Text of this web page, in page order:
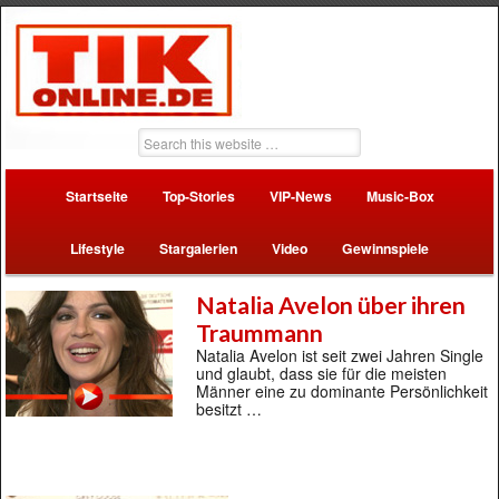
Startseite Top-Stories VIP-News Music-Box
Lifestyle Stargalerien Video Gewinnspiele
Natalia Avelon über ihren
Traummann
Natalia Avelon ist seit zwei Jahren Single
und glaubt, dass sie für die meisten
Männer eine zu dominante Persönlichkeit
besitzt …